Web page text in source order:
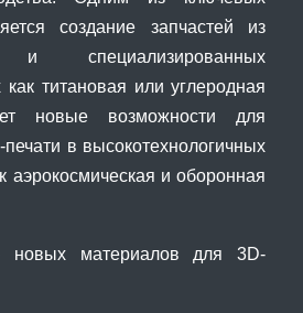
создание запчастей из
и специализированных
как титановая или углеродная
новые возможности для
в высокотехнологичных
аэрокосмическая и оборонная
новых материалов для 3D-